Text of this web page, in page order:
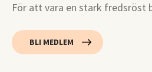
För att vara en stark fredsröst
BLI MEDLEM